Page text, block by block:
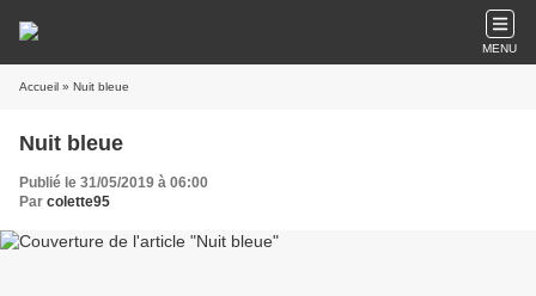
MENU
Accueil » Nuit bleue
Nuit bleue
Publié le 31/05/2019 à 06:00
Par colette95